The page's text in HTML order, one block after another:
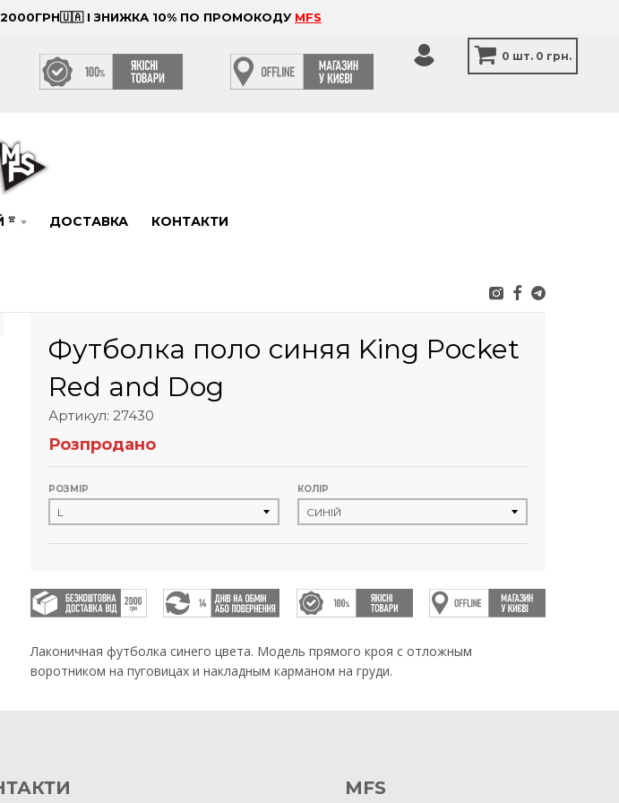
І ЗНИЖКА 10% ПО ПРОМОКОДУ MFS
0 шт. 0 грн.
👚 ДОСТАВКА КОНТАКТИ
Футболка поло синяя King Pocket
Red and Dog
Артикул: 27430
Розпродано
РОЗМІР КОЛІР
Лаконичная футболка синего цвета. Модель прямого кроя с отложным
воротником на пуговицах и накладным карманом на груди.
MFS